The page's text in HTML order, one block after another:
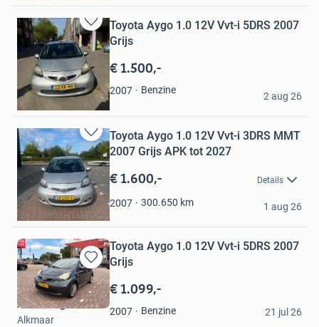
Bewaren
in
Mijn
Favorieten
Toyota Aygo 1.0 12V Vvt-i 5DRS 2007
Grijs
€ 1.500,-
2007 Benzine
Achib Beldouk
Rotterdam
2 aug 26
Bewaren
in
Mijn
Favorieten
Toyota Aygo 1.0 12V Vvt-i 3DRS MMT
2007 Grijs APK tot 2027
€ 1.600,- Details
2007 300.650 km
Dan
Wassenaar
1 aug 26
Bewaren
in
Mijn
Favorieten
Toyota Aygo 1.0 12V Vvt-i 5DRS 2007
Grijs
€ 1.099,-
2007 Benzine
Alain Leegwater
Alkmaar
21 jul 26